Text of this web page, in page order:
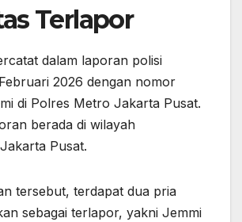
Terlapor
dalam laporan polisi
2026 dengan nomor
di Polres Metro Jakarta Pusat.
berada di wilayah
Pusat.
tersebut, terdapat dua pria
sebagai terlapor, yakni Jemmi